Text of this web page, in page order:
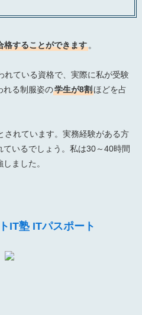
格することができます。
れている資格で、実際に私が受験
れる制服姿の学生が8割 ほどを占
されています。実務経験がある方
いるでしょう。私は30～40時間
ました。
IT塾 ITパスポート